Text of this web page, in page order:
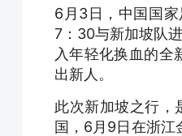
6月3日，中国国
7：30与新加坡队
入年轻化换血的全
出新人。
此次新加坡之行，
国，6月9日在浙江